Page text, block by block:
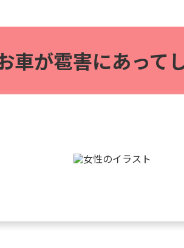
車が雹害にあって